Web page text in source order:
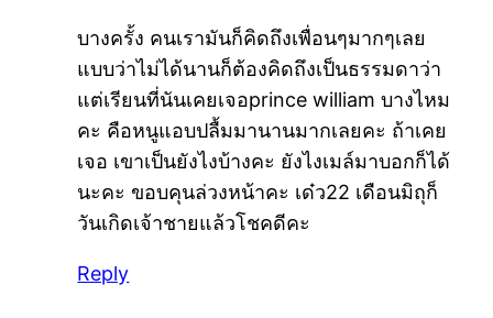
บางครั้ง คนเรามันก็คิดถึงเพื่อนๆมากๆเลย
แบบว่าไม่ได้นานก็ต้องคิดถึงเป็นธรรมดาว่า
แต่เรียนที่นันเคยเจอprince william บางไหม
คะ คือหนูแอบปลื้มมานานมากเลยคะ ถ้าเคย
เจอ เขาเป็นยังไงบ้างคะ ยังไงเมล์มาบอกก็ได้
นะคะ ขอบคุนล่วงหน้าคะ เด๋ว22 เดือนมิถุก็
วันเกิดเจ้าชายแล้วโชคดีคะ
Reply